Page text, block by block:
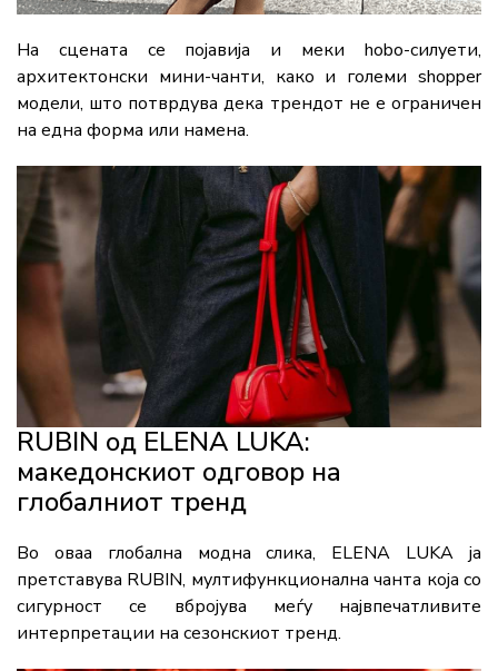
На сцената се појавија и меки hobo-силуети,
архитектонски мини-чанти, како и големи shopper
модели, што потврдува дека трендот не е ограничен
на една форма или намена.
RUBIN од ELENA LUKA:
македонскиот одговор на
глобалниот тренд
Во оваа глобална модна слика, ELENA LUKA ја
претставува RUBIN, мултифункционална чанта која со
сигурност се вбројува меѓу највпечатливите
интерпретации на сезонскиот тренд.